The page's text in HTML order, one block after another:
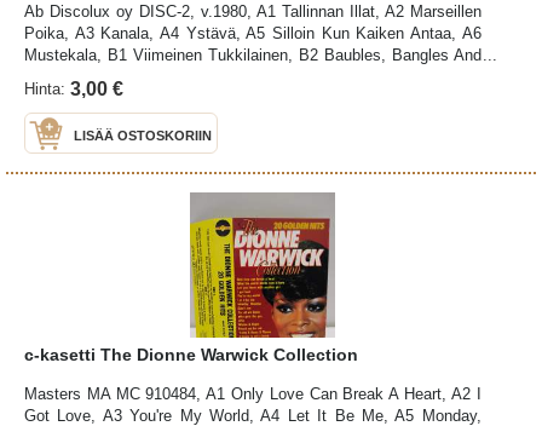
Ab Discolux oy DISC-2, v.1980, A1 Tallinnan Illat, A2 Marseillen
Poika, A3 Kanala, A4 Ystävä, A5 Silloin Kun Kaiken Antaa, A6
Mustekala, B1 Viimeinen Tukkilainen, B2 Baubles, Bangles And
B5 Saunasamba, B6 Yön Syliin, kotelo: kuntoluokitus K3,
paperi: K3, kasetti: etiketit hieman irti, etikettien liima näkyy
tummentumina, kuntoluokitus K3- (K5=uusi, K4=erinomainen,
Hinta: 3,00 €
LISÄÄ OSTOSKORIIN
c-kasetti The Dionne Warwick Collection
Masters MA MC 910484, A1 Only Love Can Break A Heart, A2 I
Got Love, A3 You're My World, A4 Let It Be Me, A5 Monday,